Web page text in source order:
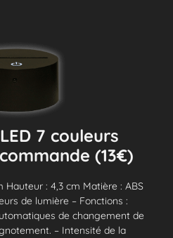
7 couleurs
(13€)
Hauteur : 4,3 cm Matière : ABS
de lumière – Fonctions :
de changement de
– Intensité de la